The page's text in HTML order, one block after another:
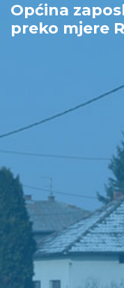
Općina
preko mjere